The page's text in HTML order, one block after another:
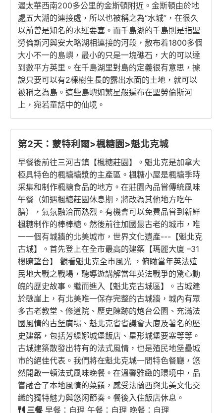
渥太華西南200多公里的金斯頓附近。金斯頓由於地
處五大湖的連接處，所以也被稱之為“水城”，在很久
以前曾是知名的水運要塞。而千島湖的千島則是指聖
勞倫斯河與安大略湖相連接的河段，散布着1800多個
大小不一的島嶼，最小的只是一塊礁石，大的可以達
到數平方英里。在千島湖里對島的定義很有意思，據
說只要可以有2棵樹生長的露出水面的土地，就可以
被稱之為島。這些島嶼如繁星般遍布在聖勞倫斯河
上，宛若童話中的仙境。
第2天：蒙特利爾>楓糖園>魁北克城
早餐後前往三河古鎮【楓糖莊園】。魁北克是加拿大
極具特色的楓糖糖漿的主產區。楓糖小屋是楓糖季時
采集和制作楓糖食品的地方。在莊園內品嘗傳統風味
午餐（如遇楓糖莊園休息期，將改為其他地方吃午
膳），氣氛融洽而熱烈。有機會可以免費品嘗到新鮮
楓糖制作的棒棒糖。然後前往加國最古老的城市，唯
一一個有城牆的北美城市，世界文化遺產---【魁北克
古城】。首先登上在全市最高的建築【瑪麗大廈 –31
樓瞭望台】 觀看魁北克全市風光 ，俯瞰當年英法殖
民地大戰之戰場，聽導遊講解當年英法戰爭的驚心動
魄的歷史故事。繼而進入【魁北克古城區】。古城建
於懸崖上，有北美唯一保存完整的古城牆，城內有眾
多古老教堂、修道院、歷史陳跡的炮台公園、充滿法
國風情的古堡廣場、魁北克省省議會大廈及著名的歷
史建築，包括芳緹娜城堡飯店、星形城堡要塞等等。
古城建築散發出特有的法式風情，也是殖民地堡壘城
市的絕佳代表。我們將在魁北克城一間特色餐廳，悠
然開啟一頓法式風味晚餐。在溫馨雅緻的環境中，品
嘗融合了本地風情的菜餚，感受法蘭西與北美文化交
織的獨特魅力與悠闲節奏。餐後入住飯店休息。
三餐早餐：自理 午餐：自理 晚餐：自理